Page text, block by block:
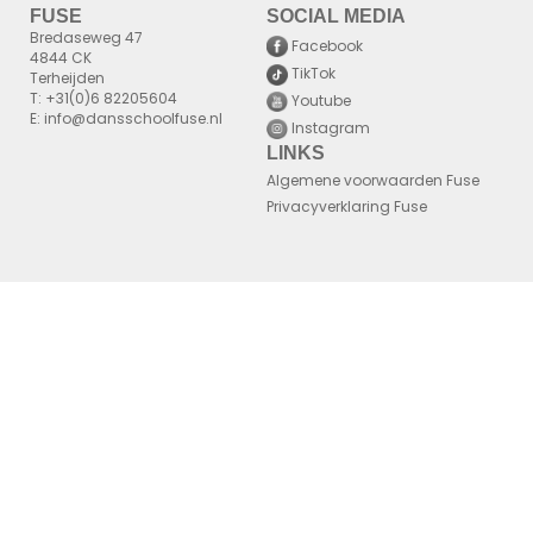
FUSE
Bredaseweg 47
4844 CK
Terheijden
T: +31(0)6 82205604
E: info@dansschoolfuse.nl
SOCIAL MEDIA
Facebook
TikTok
Youtube
Instagram
LINKS
Algemene voorwaarden Fuse
Privacyverklaring Fuse